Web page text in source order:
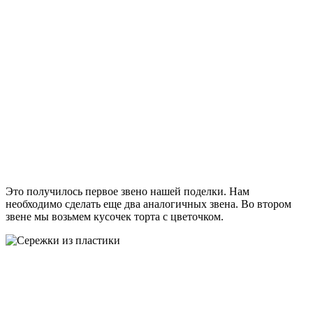
Это получилось первое звено нашей поделки. Нам
необходимо сделать еще два аналогичных звена. Во втором
звене мы возьмем кусочек торта с цветочком.